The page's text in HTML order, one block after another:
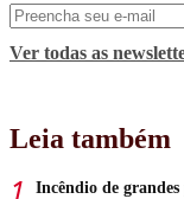
Ver todas as
Leia também
Incêndio de